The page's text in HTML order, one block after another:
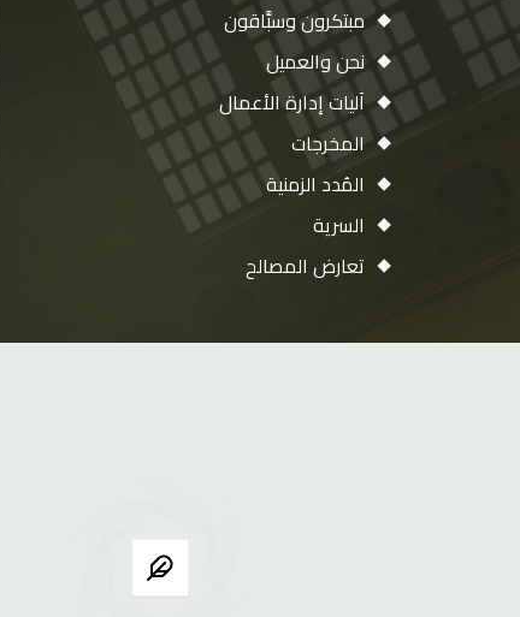
مبتكرون وسبَّاقون
نحن والعميل
آليات إدارة الأعمال
المخرجات
المُدد الزمنية
السرية
تعارض المصالح